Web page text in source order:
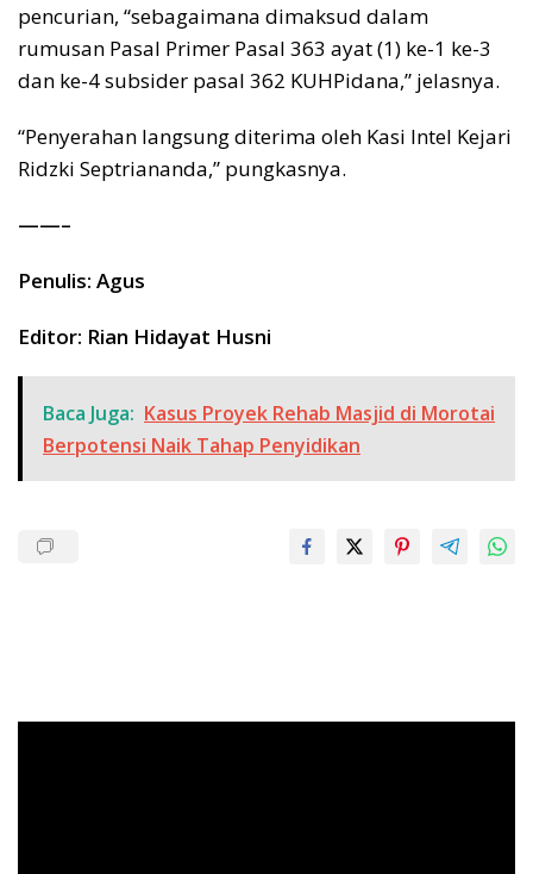
pencurian, “sebagaimana dimaksud dalam
rumusan Pasal Primer Pasal 363 ayat (1) ke-1 ke-3
dan ke-4 subsider pasal 362 KUHPidana,” jelasnya.
“Penyerahan langsung diterima oleh Kasi Intel Kejari
Ridzki Septriananda,” pungkasnya.
——–
Penulis: Agus
Editor: Rian Hidayat Husni
Baca Juga: Kasus Proyek Rehab Masjid di Morotai
Berpotensi Naik Tahap Penyidikan